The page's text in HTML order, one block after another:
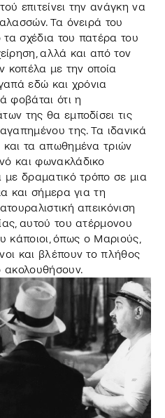
επιτείνει την ανάγκη να
Τα όνειρά του
τα σχέδια του πατέρα του
αλλά και από τον
κοπέλα με την οποία
εδώ και χρόνια
φοβάται ότι η
της θα εμποδίσει τις
της. Τα ιδανικά
τα απωθημένα τριών
και φωνακλάδικο
με δραματικό τρόπο σε μια
και σήμερα για τη
απεικόνιση
αυτού του ατέρμονου
κάποιοι, όπως ο Μαριούς,
και βλέπουν το πλήθος
ακολουθήσουν.